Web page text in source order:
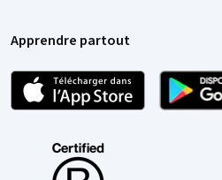
Apprendre partout